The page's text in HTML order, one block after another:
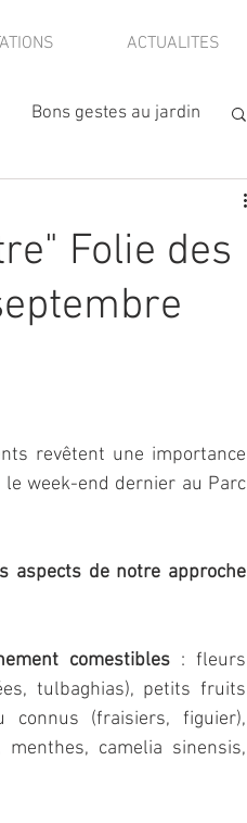
ACTUALITES
Bons gestes au jardin
expérimental
Folie des
revêtent une importance
week-end dernier au Parc
aspects de notre approche
comestibles : fleurs
tulbaghias), petits fruits
connus (fraisiers, figuier),
camelia sinensis,